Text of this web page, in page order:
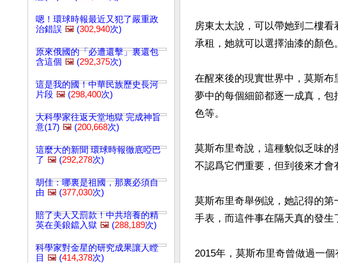
嗯！環球時報最近又犯了嚴重政
治錯誤 🖼️ (302,940次)
原來俄國的「必遭還擊」裏還包
含這個 🖼️ (292,375次)
這是我的國！中華民族歷史長河
片段 🖼️ (298,400次)
大科學家往返天堂地獄 完成神旨
意(17) 🖼️ (200,668次)
這麼大的新聞 環球時報徹底啞巴
了 🖼️ (292,278次)
胡佳：哪裏是祖國，那裏必須自
由 🖼️ (377,030次)
賠了夫人又罰款！中共培養的精
英在美鋃鐺入獄 🖼️ (288,189次)
科學家對金星的研究成果讓人瞠
目 🖼️ (414,378次)
房東太太說，可以帶她到二樓
承租，她就可以選擇油漆的顏色。
在醒來後的現實世界中，莫斯
夢中的每個細節都逐一成真，
色等。
莫斯布里奇說，這種貌似乏味
不認爲它們重要，但到後來才會
莫斯布里奇舉例說，她記得的
手表，而這件事在隔天真的發生
2015年，莫斯布里奇曾做過一